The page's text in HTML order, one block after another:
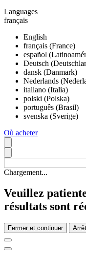
Languages
français
English
français (France)
español
Deutsch
dansk (Danmark)
Nederlands
italiano (Italia)
polski (Polska)
português (Brasil)
svenska (Sverige)
Où acheter
Chargement...
Veuillez
résultats sont
Fermer et continuer